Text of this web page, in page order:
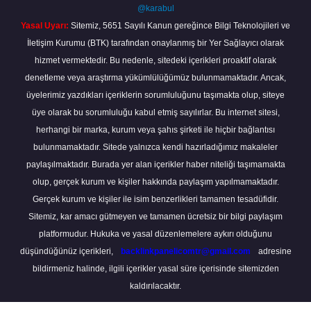
@karabul
Yasal Uyarı: Sitemiz, 5651 Sayılı Kanun gereğince Bilgi Teknolojileri ve
İletişim Kurumu (BTK) tarafından onaylanmış bir Yer Sağlayıcı olarak
hizmet vermektedir. Bu nedenle, sitedeki içerikleri proaktif olarak
denetleme veya araştırma yükümlülüğümüz bulunmamaktadır. Ancak,
üyelerimiz yazdıkları içeriklerin sorumluluğunu taşımakta olup, siteye
üye olarak bu sorumluluğu kabul etmiş sayılırlar. Bu internet sitesi,
herhangi bir marka, kurum veya şahıs şirketi ile hiçbir bağlantısı
bulunmamaktadır. Sitede yalnızca kendi hazırladığımız makaleler
paylaşılmaktadır. Burada yer alan içerikler haber niteliği taşımamakta
olup, gerçek kurum ve kişiler hakkında paylaşım yapılmamaktadır.
Gerçek kurum ve kişiler ile isim benzerlikleri tamamen tesadüfidir.
Sitemiz, kar amacı gütmeyen ve tamamen ücretsiz bir bilgi paylaşım
platformudur. Hukuka ve yasal düzenlemelere aykırı olduğunu
düşündüğünüz içerikleri,
backlinkpanelicomtr@gmail.com
adresine
bildirmeniz halinde, ilgili içerikler yasal süre içerisinde sitemizden
kaldırılacaktır.